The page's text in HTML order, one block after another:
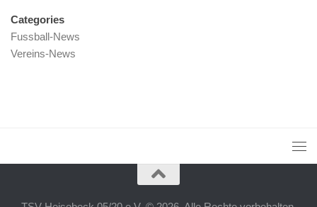
Categories
Fussball-News
Vereins-News